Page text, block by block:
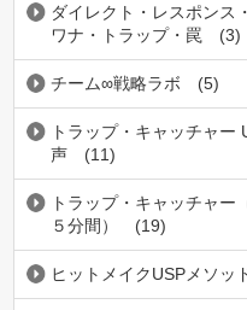
ダイレクト・レスポンス
ワナ・トラップ・罠
(3)
チーム∞戦略ラボ (5)
トラップ・キャッチャー
声
(11)
トラップ・キャッチャー
５分間）
(19)
ヒットメイクUSPメソッ